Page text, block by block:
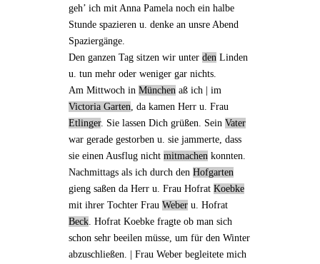
geh’ ich mit Anna Pamela noch ein halbe
Stunde spazieren u. denke an unsre Abend
Spaziergänge.
Den ganzen Tag sitzen wir unterden Linden
u. tun mehr oder weniger gar nichts.
Am Mittwoch inMünchen aß ich |im
Victoria Garten , da kamen Herr u. Frau
Etlinger. Sie lassen Dich grüßen. SeinVater
war gerade gestorben u. sie jammerte, dass
sie einen Ausflug nichtmitmachen konnten.
Nachmittags als ich durch denHofgarten
giengsaßen da Herr u. Frau HofratKoebke
mit ihrer Tochter FrauWeber u. Hofrat
Beck . Hofrat Koebke fragte ob man sich
schon sehr beeilen müsse, umfür den Winter
abzuschließen . | Frau Weber begleitete mich